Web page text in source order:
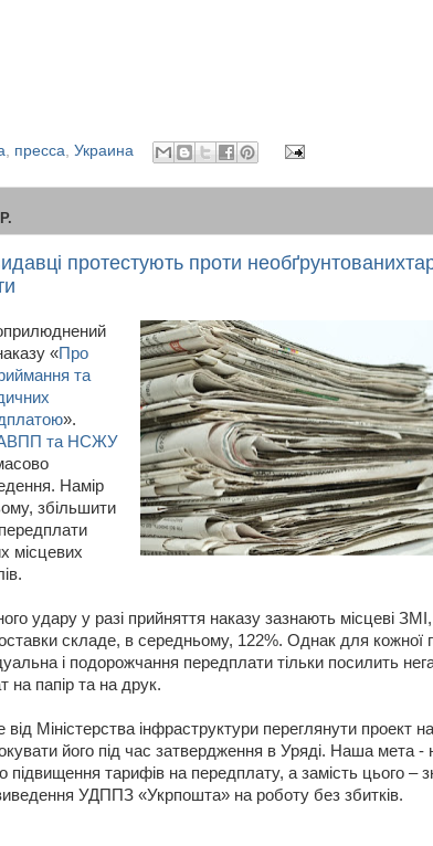
, пресса, Украина
протестують проти
«Про
та
».
УАВПП та НСЖУ
Намір
збільшити
місцевих
удару у разі прийняття наказу зазнають місцеві
складе, в середньому, 122%. Однак для кожної
і подорожчання передплати тільки посилить
на папір та на друк.
Міністерства інфраструктури переглянути проект
його під час затвердження в Уряді. Наша мета -
підвищення тарифів на передплату, а замість цього –
УДППЗ «Укрпошта» на роботу без збитків.